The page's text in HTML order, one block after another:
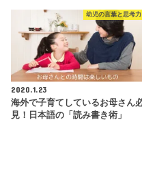
幼児の言葉と思考力
2020.1.23
海外で子育てしているお母さん
見！日本語の「読み書き術」